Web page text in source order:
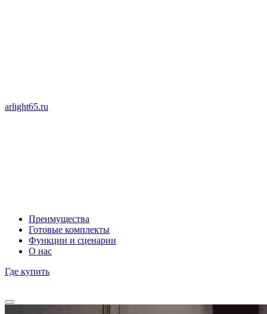
arlight65.ru
Преимущества
Готовые комплекты
Функции и сценарии
О нас
Где купить